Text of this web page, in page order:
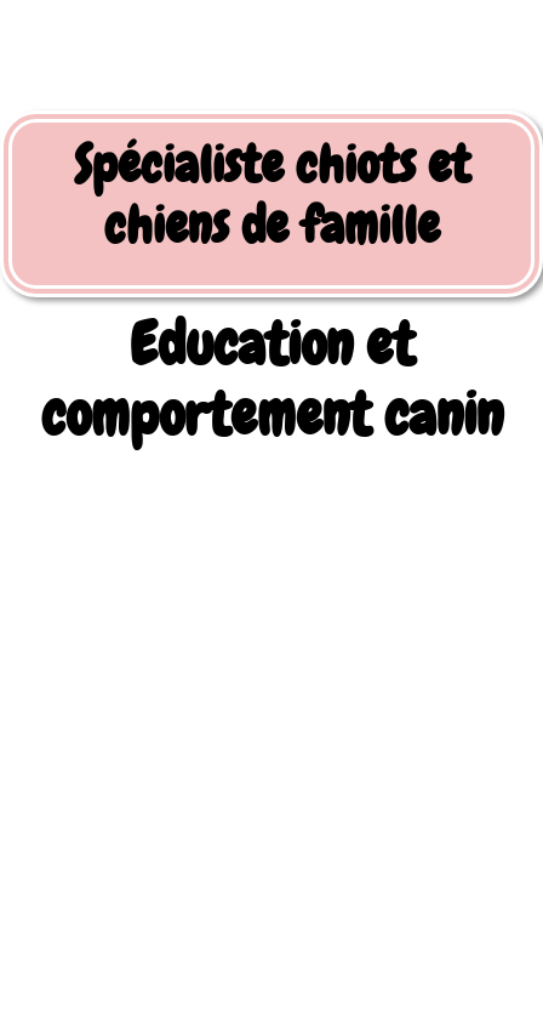
Spécialiste chiots et
chiens de famille
Education et
comportement canin